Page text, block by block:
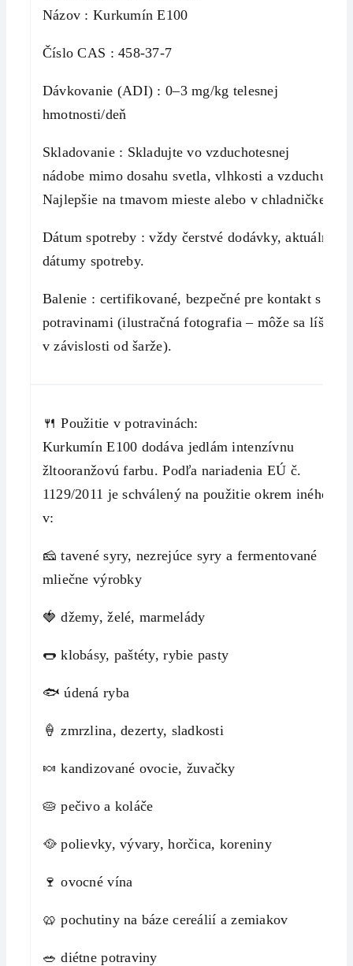
Názov : Kurkumín E100
Číslo CAS : 458-37-7
Dávkovanie (ADI) : 0–3 mg/kg telesnej
hmotnosti/deň
Skladovanie : Skladujte vo vzduchotesnej
nádobe mimo dosahu svetla, vlhkosti a vzduchu.
Najlepšie na tmavom mieste alebo v chladničke.
Dátum spotreby : vždy čerstvé dodávky, aktuálne
dátumy spotreby.
Balenie : certifikované, bezpečné pre kontakt s
potravinami (ilustračná fotografia – môže sa líšiť
v závislosti od šarže).
🍴 Použitie v potravinách:
Kurkumín E100 dodáva jedlám intenzívnu
žltooranžovú farbu. Podľa nariadenia EÚ č.
1129/2011 je schválený na použitie okrem iného
v:
🧀 tavené syry, nezrejúce syry a fermentované
mliečne výrobky
🍓 džemy, želé, marmelády
🌭 klobásy, paštéty, rybie pasty
🐟 údená ryba
🍦 zmrzlina, dezerty, sladkosti
🍬 kandizované ovocie, žuvačky
🥧 pečivo a koláče
🥘 polievky, vývary, horčica, koreniny
🍷 ovocné vína
🥨 pochutiny na báze cereálií a zemiakov
🥗 diétne potraviny